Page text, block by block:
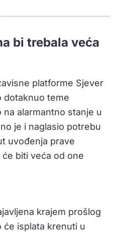
bi trebala veća
platforme Sjever
dotaknuo teme
alarmantno stanje u
je i naglasio potrebu
uvođenja prave
biti veća od one
krajem prošlog
će isplata krenuti u